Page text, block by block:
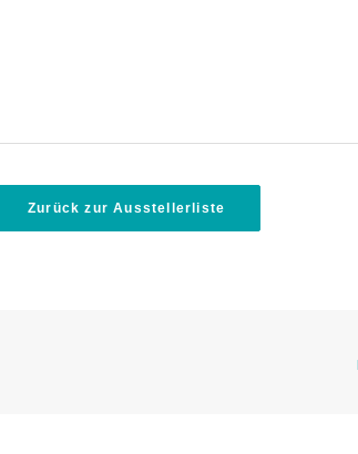
Zurück zur Ausstellerliste